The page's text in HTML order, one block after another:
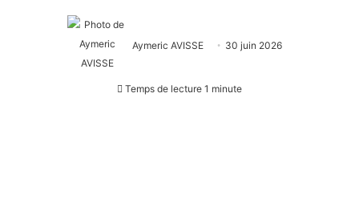
Aymeric AVISSE 30 juin 2026
Temps de lecture 1 minute